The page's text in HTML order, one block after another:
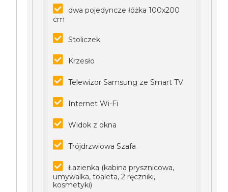
dwa pojedyncze łóżka 100x200
cm
Stoliczek
Krzesło
Telewizor Samsung ze Smart TV
Internet Wi-Fi
Widok z okna
Trójdrzwiowa Szafa
Łazienka (kabina prysznicowa,
umywalka, toaleta, 2 ręczniki,
kosmetyki)